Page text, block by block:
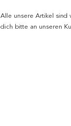
Alle unsere Artikel sind
dich bitte an unseren